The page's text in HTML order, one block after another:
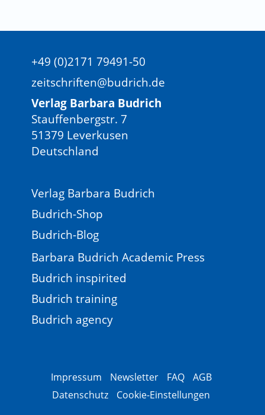
+49 (0)2171 79491-50
zeitschriften@budrich.de
Verlag Barbara Budrich
Stauffenbergstr. 7
51379 Leverkusen
Deutschland
Verlag Barbara Budrich
Budrich-Shop
Budrich-Blog
Barbara Budrich Academic Press
Budrich inspirited
Budrich training
Budrich agency
Impressum Newsletter FAQ
AGB
Datenschutz
Cookie-Einstellungen